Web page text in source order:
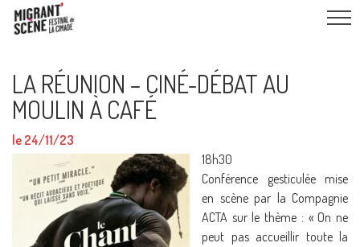
LA RÉUNION – CINÉ-DÉBAT AU
MOULIN À CAFÉ
le 24/11/23
18h30
Conférence gesticulée mise
en scène par la Compagnie
ACTA sur le thème : « On ne
peut pas accueillir toute la